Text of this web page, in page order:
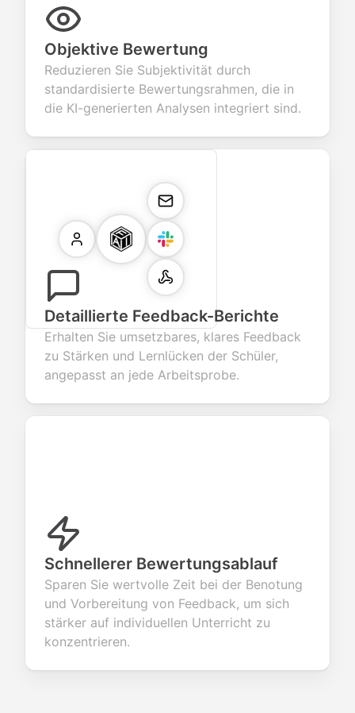
Objektive Bewertung
Reduzieren Sie Subjektivität durch
standardisierte Bewertungsrahmen, die in
die KI-generierten Analysen integriert sind.
Detaillierte Feedback-Berichte
Erhalten Sie umsetzbares, klares Feedback
zu Stärken und Lernlücken der Schüler,
angepasst an jede Arbeitsprobe.
Schnellerer Bewertungsablauf
Sparen Sie wertvolle Zeit bei der Benotung
und Vorbereitung von Feedback, um sich
stärker auf individuellen Unterricht zu
konzentrieren.